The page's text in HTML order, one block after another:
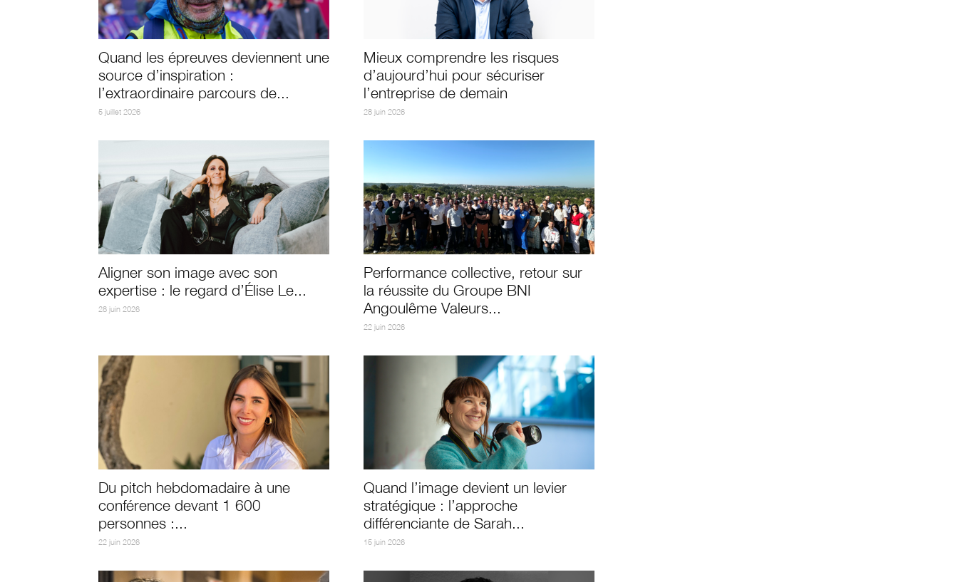
Quand les épreuves deviennent une
source d’inspiration :
l’extraordinaire parcours de...
5 juillet 2026
Mieux comprendre les risques
d’aujourd’hui pour sécuriser
l’entreprise de demain
28 juin 2026
Aligner son image avec son
expertise : le regard d’Élise Le...
28 juin 2026
Performance collective, retour sur
la réussite du Groupe BNI
Angoulême Valeurs...
22 juin 2026
Du pitch hebdomadaire à une
conférence devant 1 600
personnes :...
22 juin 2026
Quand l’image devient un levier
stratégique : l’approche
différenciante de Sarah...
15 juin 2026